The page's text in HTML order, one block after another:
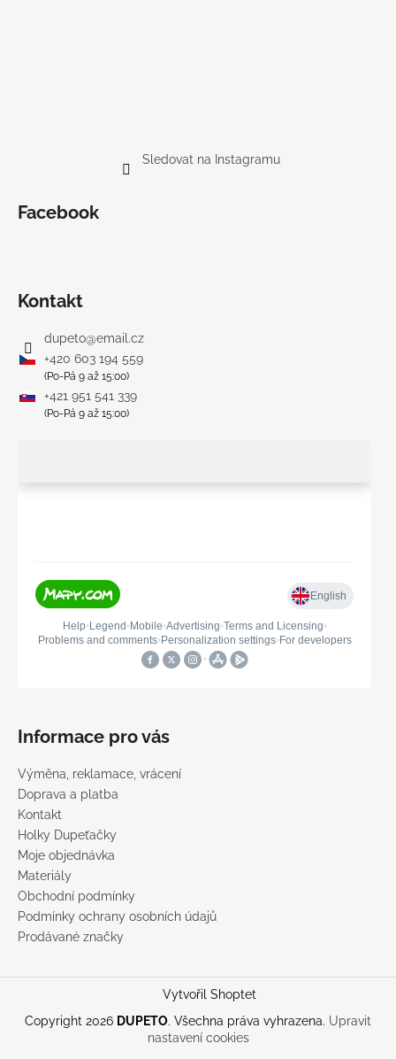
Sledovat na Instagramu
Facebook
Kontakt
dupeto@email.cz
+420 603 194 559
(Po-Pá 9 až 15:00)
+421 951 541 339
(Po-Pá 9 až 15:00)
Informace pro vás
Výměna, reklamace, vrácení
Doprava a platba
Kontakt
Holky Dupeťačky
Moje objednávka
Materiály
Obchodní podmínky
Podmínky ochrany osobních údajů
Prodávané značky
Vytvořil Shoptet
Copyright 2026 DUPETO. Všechna práva vyhrazena. Upravit
nastavení cookies